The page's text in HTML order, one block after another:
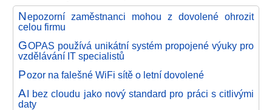
Nepozorní zaměstnanci mohou z dovolené ohrozit
celou firmu
GOPAS používá unikátní systém propojené výuky pro
vzdělávání IT specialistů
Pozor na falešné WiFi sítě o letní dovolené
AI bez cloudu jako nový standard pro práci s citlivými
daty